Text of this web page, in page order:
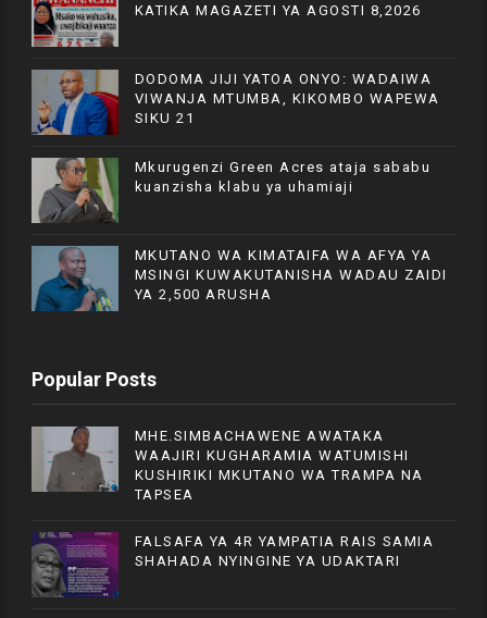
KATIKA MAGAZETI YA AGOSTI 8,2026
DODOMA JIJI YATOA ONYO: WADAIWA
VIWANJA MTUMBA, KIKOMBO WAPEWA
SIKU 21
Mkurugenzi Green Acres ataja sababu
kuanzisha klabu ya uhamiaji
MKUTANO WA KIMATAIFA WA AFYA YA
MSINGI KUWAKUTANISHA WADAU ZAIDI
YA 2,500 ARUSHA
Popular Posts
MHE.SIMBACHAWENE AWATAKA
WAAJIRI KUGHARAMIA WATUMISHI
KUSHIRIKI MKUTANO WA TRAMPA NA
TAPSEA
FALSAFA YA 4R YAMPATIA RAIS SAMIA
SHAHADA NYINGINE YA UDAKTARI